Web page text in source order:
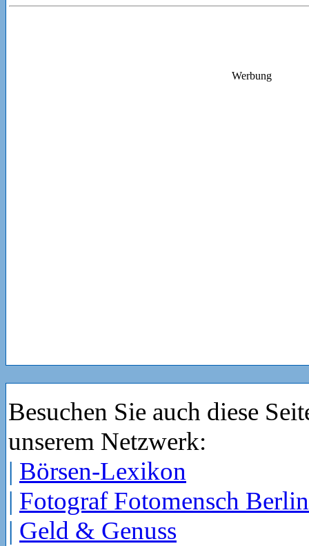
Werbung
Besuchen Sie auch diese
unserem Netzwerk:
| Börsen-Lexikon
| Fotograf Fotomensch Berlin
| Geld & Genuss